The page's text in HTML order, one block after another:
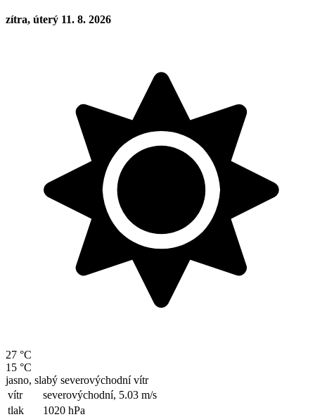
zítra, úterý 11. 8. 2026
27 °C
15 °C
jasno, slabý severovýchodní vítr
vítr
severovýchodní, 5.03 m/s
tlak
1020 hPa